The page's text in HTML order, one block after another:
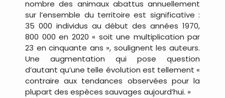
nombre des animaux abattus annuellement
sur l’ensemble du territoire est significative :
35 000 individus au début des années 1970,
800 000 en 2020 « soit une multiplication par
23 en cinquante ans », soulignent les auteurs.
Une augmentation qui pose question
d’autant qu’une telle évolution est tellement «
contraire aux tendances observées pour la
plupart des espèces sauvages aujourd’hui. »